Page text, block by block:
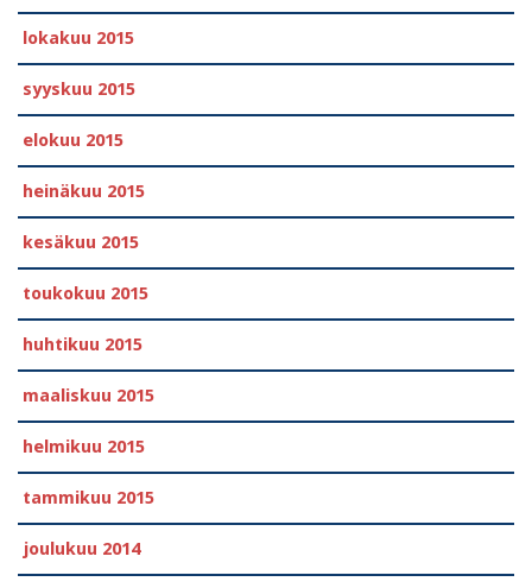
lokakuu 2015
syyskuu 2015
elokuu 2015
heinäkuu 2015
kesäkuu 2015
toukokuu 2015
huhtikuu 2015
maaliskuu 2015
helmikuu 2015
tammikuu 2015
joulukuu 2014